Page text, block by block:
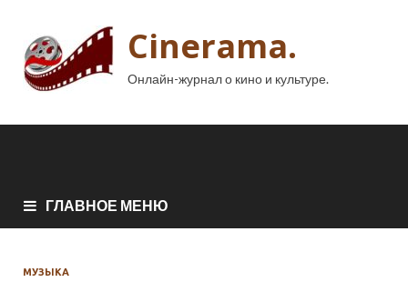
Cinerama.
Онлайн-журнал о кино и культуре.
ГЛАВНОЕ МЕНЮ
МУЗЫКА